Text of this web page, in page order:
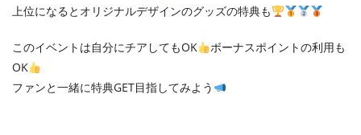
上位になるとオリジナルデザインのグッズの特典も
このイベントは自分にチアしてもOK
ボーナスポイントの利用も
OK
ファンと一緒に特典GET目指してみよう